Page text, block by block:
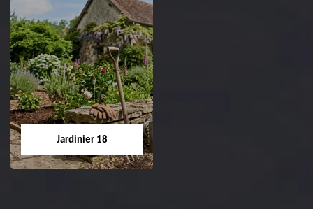
Dessouchage arbre
et haie 18
Entreprise dessouchage
arbre et haie 18 Cher
Jardinier 18